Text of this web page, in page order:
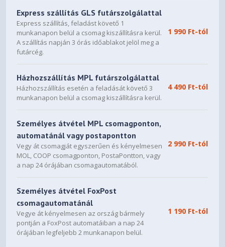
Express szállítás GLS futárszolgálattal
Express szállítás, feladást követő 1
munkanapon belül a csomag kiszállításra kerül.
A szállítás napján 3 órás időablakot jelöl meg a
futárcég.
1 990 Ft-tól
Házhozszállítás MPL futárszolgálattal
Házhozszállítás esetén a feladását követő 3
munkanapon belül a csomag kiszállításra kerül.
4 490 Ft-tól
Személyes átvétel MPL csomagponton,
automatánál vagy postapontton
Vegy át csomagját egyszerűen és kényelmesen
MOL, COOP csomagponton, PostaPontton, vagy
a nap 24 órájában csomagautomatából.
2 990 Ft-tól
Személyes átvétel FoxPost
csomagautomatánál
Vegye át kényelmesen az ország bármely
pontján a FoxPost automatáiban a nap 24
órájában legfeljebb 2 munkanapon belül.
1 190 Ft-tól